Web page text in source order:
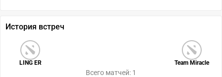
История встреч
LING ER Team Miracle
Всего матчей: 1